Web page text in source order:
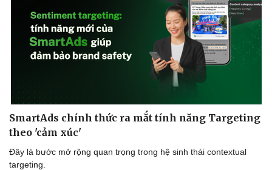
SmartAds chính thức ra mắt tính năng Targeting
theo 'cảm xúc'
Đây là bước mở rộng quan trọng trong hệ sinh thái contextual
targeting.